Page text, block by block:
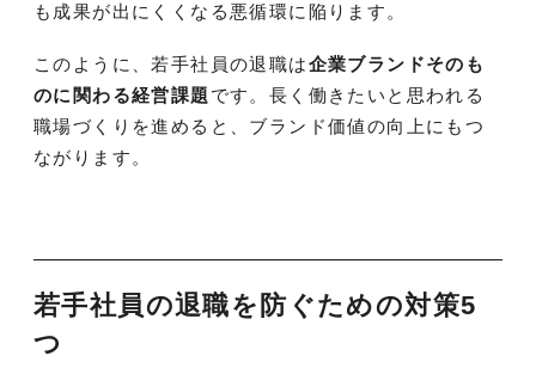
も成果が出にくくなる悪循環に陥ります。
このように、若手社員の退職は企業ブランドそのも
のに関わる経営課題 です。長く働きたいと思われる
職場づくりを進めると、ブランド価値の向上にもつ
ながります。
若手社員の退職を防ぐための対策5
つ